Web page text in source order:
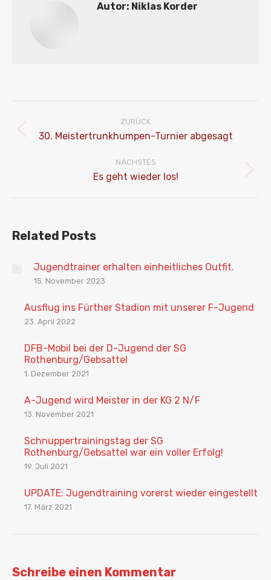
Autor: Niklas Korder
ZURÜCK
Vorheriger
30. Meistertrunkhumpen-Turnier abgesagt
NÄCHSTES
Nächster
Es geht wieder los!
Related Posts
Jugendtrainer erhalten einheitliches Outfit.
15. November 2023
Ausflug ins Fürther Stadion mit unserer F-Jugend
23. April 2022
DFB-Mobil bei der D-Jugend der SG
Rothenburg/Gebsattel
1. Dezember 2021
A-Jugend wird Meister in der KG 2 N/F
13. November 2021
Schnuppertrainingstag der SG
Rothenburg/Gebsattel war ein voller Erfolg!
19. Juli 2021
UPDATE: Jugendtraining vorerst wieder eingestellt
17. März 2021
Schreibe einen Kommentar